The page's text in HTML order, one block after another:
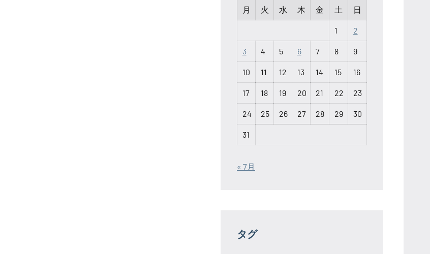
月
火 水 木 金 土 日
1 2
3 4 5 6 7 8 9
10 11 12 13 14 15 16
17 18 19 20 21 22 23
24 25 26 27 28 29 30
31
« 7月
タグ